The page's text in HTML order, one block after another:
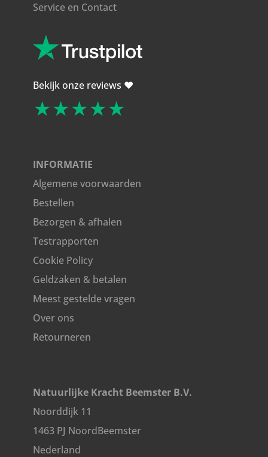
Service en Contact
Bekijk onze reviews ❤️
★★★★★
INFORMATIE
Algemene voorwaarden
Bestellen
Bezorgen & afhalen
Testrapporten
Cookie Policy
Geldzaken & betalen
Meest gestelde vragen
Over ons
Retourneren
Natuurlijke Kracht Beemster B.V.
Noorddijk 11
1463 PJ NoordBeemster
Nederland